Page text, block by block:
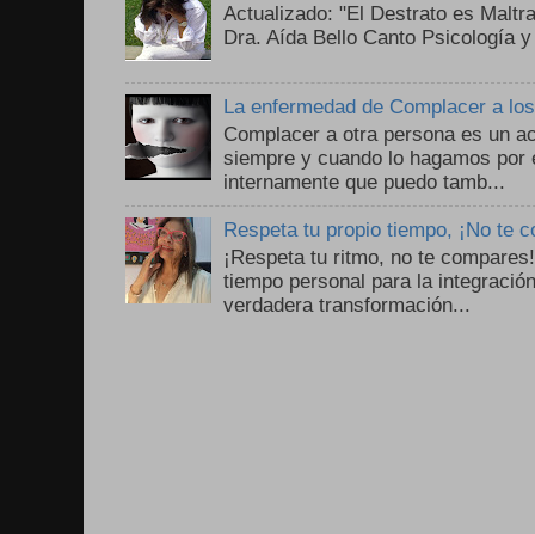
Actualizado: "El Destrato es
Dra. Aída Bello Canto Psicología
La enfermedad de Complacer a
Complacer a otra persona es un
siempre y cuando lo hagamos por
internamente que puedo tamb...
Respeta tu propio tiempo, ¡No te
¡Respeta tu ritmo, no te
tiempo personal para la
verdadera transformación...